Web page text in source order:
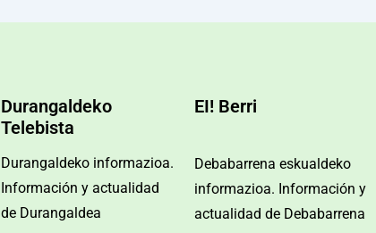
Durangaldeko
Telebista
Durangaldeko informazioa.
Información y actualidad
de Durangaldea
EI! Berri
Debabarrena eskualdeko
informazioa. Información y
actualidad de Debabarrena